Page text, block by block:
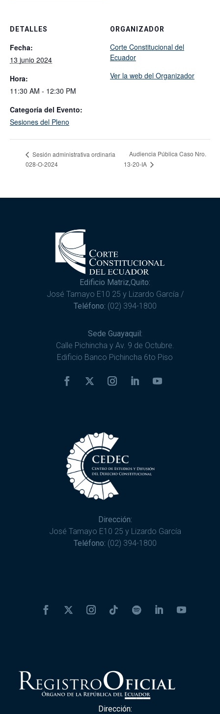
DETALLES
Fecha:
13 junio 2024
Hora:
11:30 AM - 12:30 PM
Categoría del Evento:
Sesiones del Pleno
ORGANIZADOR
Corte Constitucional del
Ecuador
Ver la web del Organizador
Sesión administrativa ordinaria
028-O-2024
Audiencia Pública Caso Nro.
13-20-IA
Edificio Matriz,Quito:
José Tamayo E10 25 y Lizardo García /
Teléfono: (02) 394-1800
Sede Guayaquil:
Calle Pichincha y Av. 9 de Octubre.
Edificio Banco Pichincha 6to Piso
Dirección:
José Tamayo E10 25 y Lizardo García
Teléfono: (02) 394-1800
Dirección: